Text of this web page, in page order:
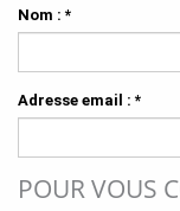
Nom : *
Adresse email : *
POUR VOUS